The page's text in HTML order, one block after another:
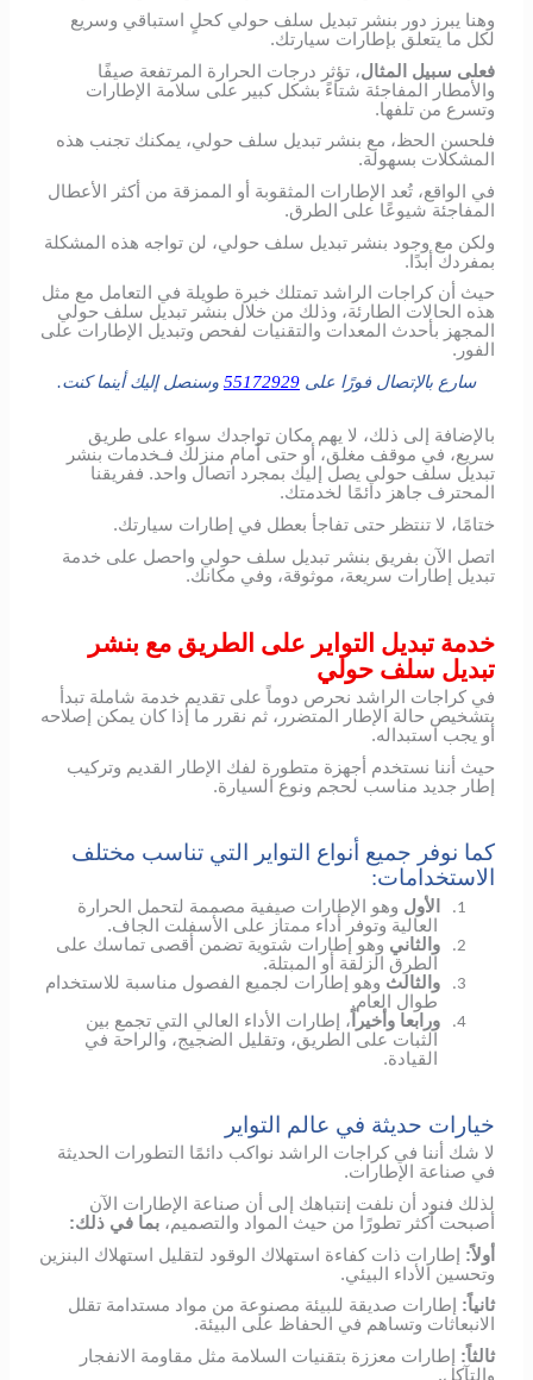
وهنا يبرز دور بنشر تبديل سلف حولي كحلٍ استباقي وسريع
لكل ما يتعلق بإطارات سيارتك.
فعلى سبيل المثال، تؤثر درجات الحرارة المرتفعة صيفًا
والأمطار المفاجئة شتاءً بشكل كبير على سلامة الإطارات
وتسرع من تلفها.
فلحسن الحظ، مع بنشر تبديل سلف حولي، يمكنك تجنب هذه
المشكلات بسهولة.
في الواقع، تُعد الإطارات المثقوبة أو الممزقة من أكثر الأعطال
المفاجئة شيوعًا على الطرق.
ولكن مع وجود بنشر تبديل سلف حولي، لن تواجه هذه المشكلة
بمفردك أبدًا.
حيث أن كراجات الراشد تمتلك خبرة طويلة في التعامل مع مثل
هذه الحالات الطارئة، وذلك من خلال بنشر تبديل سلف حولي
المجهز بأحدث المعدات والتقنيات لفحص وتبديل الإطارات على
الفور.
سارع بالإتصال فورًا على 55172929 وسنصل إليك أينما كنت.
بالإضافة إلى ذلك، لا يهم مكان تواجدك سواء على طريق
سريع، في موقف مغلق، أو حتى أمام منزلك فـخدمات بنشر
تبديل سلف حولي يصل إليك بمجرد اتصال واحد. ففريقنا
المحترف جاهز دائمًا لخدمتك.
ختامًا، لا تنتظر حتى تفاجأ بعطل في إطارات سيارتك.
اتصل الآن بفريق بنشر تبديل سلف حولي واحصل على خدمة
تبديل إطارات سريعة، موثوقة، وفي مكانك.
خدمة تبديل التواير على الطريق مع بنشر
تبديل سلف حولي
في كراجات الراشد نحرص دوماً على تقديم خدمة شاملة تبدأ
بتشخيص حالة الإطار المتضرر، ثم نقرر ما إذا كان يمكن إصلاحه
أو يجب استبداله.
حيث أننا نستخدم أجهزة متطورة لفك الإطار القديم وتركيب
إطار جديد مناسب لحجم ونوع السيارة.
كما نوفر جميع أنواع التواير التي تناسب مختلف
الاستخدامات:
1. الأول وهو الإطارات صيفية مصممة لتحمل الحرارة
العالية وتوفر أداء ممتاز على الأسفلت الجاف.
2. والثاني وهو إطارات شتوية تضمن أقصى تماسك على
الطرق الزلقة أو المبتلة.
3. والثالث وهو إطارات لجميع الفصول مناسبة للاستخدام
طوال العام.
4. ورابعا وأخيراً ، إطارات الأداء العالي التي تجمع بين
الثبات على الطريق، وتقليل الضجيج، والراحة في
القيادة.
خيارات حديثة في عالم التواير
لا شك أننا في كراجات الراشد نواكب دائمًا التطورات الحديثة
في صناعة الإطارات.
لذلك فنود أن نلفت إنتباهك إلى أن صناعة الإطارات الآن
أصبحت أكثر تطورًا من حيث المواد والتصميم،بما في ذلك:
أولاً: إطارات ذات كفاءة استهلاك الوقود لتقليل استهلاك البنزين
وتحسين الأداء البيئي.
ثانياً: إطارات صديقة للبيئة مصنوعة من مواد مستدامة تقلل
الانبعاثات وتساهم في الحفاظ على البيئة.
ثالثاً: إطارات معززة بتقنيات السلامة مثل مقاومة الانفجار
والتآكل.